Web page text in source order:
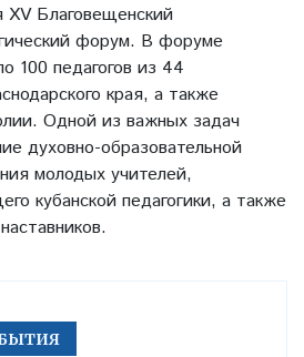
Благовещенский
форум. В форуме
100 педагогов из 44
края, а также
Одной из важных задач
духовно-образовательной
молодых учителей,
кубанской педагогики, а также